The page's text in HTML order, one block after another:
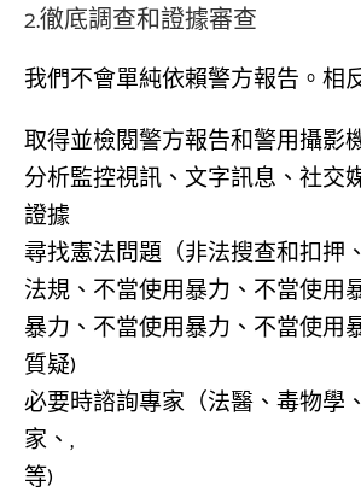
2.徹底調查和證據審查
我們不會單純依賴警方報告。相
取得並檢閱警方報告和警用攝影
分析監控視訊、文字訊息、社交
證據
尋找憲法問題（非法搜查和扣押
法規、不當使用暴力、不當使用
暴力、不當使用暴力、不當使用
質疑)
必要時諮詢專家（法醫、毒物學
家、,
等)